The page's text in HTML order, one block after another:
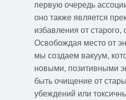
первую очередь
оно также является
избавления от
Освобождая место от
мы создаем вакуум,
новыми, позитивными
быть очищение от
убеждений или